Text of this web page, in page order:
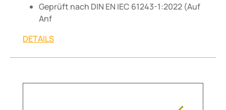
Geprüft nach DIN EN IEC 61243-1:2022 (Auf
Anf
DETAILS